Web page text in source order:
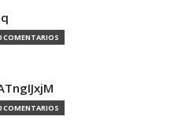
COMENTARIOS
COMENTARIOS